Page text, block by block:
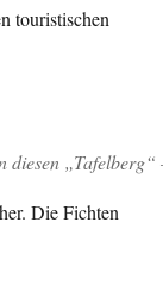
touristischen
diesen
Die Fichten